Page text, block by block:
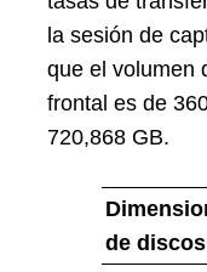
la sesión de
que el volumen
frontal es de
720,868 GB.
de discos